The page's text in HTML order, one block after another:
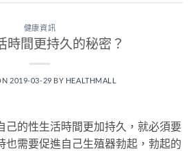
健康資訊
時間更持久的秘密？
2019-03-29 BY HEALTHMALL
己的性生活時間更加持久，就必須要
也需要促進自己生殖器勃起，勃起的